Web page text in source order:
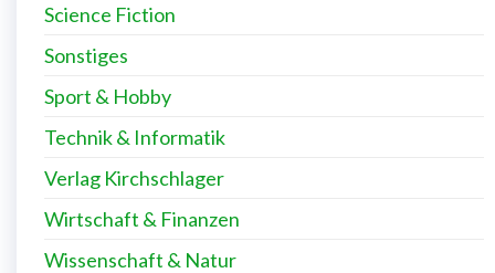
Science Fiction
Sonstiges
Sport & Hobby
Technik & Informatik
Verlag Kirchschlager
Wirtschaft & Finanzen
Wissenschaft & Natur